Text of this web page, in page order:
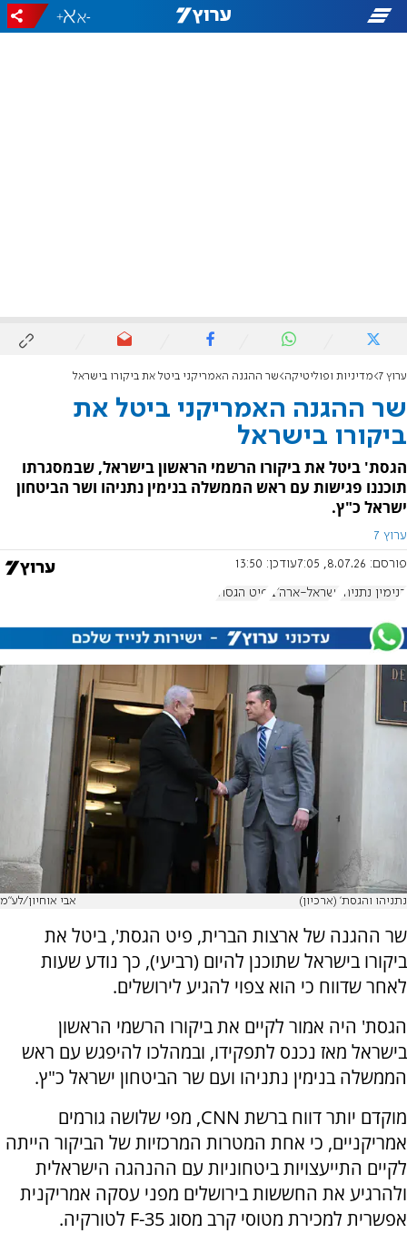
-
+
ערוץ 7 מדיניות ופוליטיקה שר ההגנה האמריקני ביטל את ביקורו בישראל
שר ההגנה האמריקני ביטל את
ביקורו בישראל
הגסת' ביטל את ביקורו הרשמי הראשון בישראל, שבמסגרתו
תוכננו פגישות עם ראש הממשלה בנימין נתניהו ושר הביטחון
ישראל כ"ץ.
ערוץ 7
פורסם: 8.07.26, 7:05 עודכן: 13:50
בנימין נתניהו ישראל-ארה"ב פיט הגסת'
נתניהו והגסת' (ארכיון) אבי אוחיון/לע"מ
שר ההגנה של ארצות הברית, פיט הגסת', ביטל את
ביקורו בישראל שתוכנן להיום (רביעי), כך נודע שעות
לאחר שדווח כי הוא צפוי להגיע לירושלים.
הגסת' היה אמור לקיים את ביקורו הרשמי הראשון
בישראל מאז נכנס לתפקידו, ובמהלכו להיפגש עם ראש
הממשלה בנימין נתניהו ועם שר הביטחון ישראל כ"ץ.
מוקדם יותר דווח ברשת CNN, מפי שלושה גורמים
אמריקניים, כי אחת המטרות המרכזיות של הביקור הייתה
לקיים התייעצויות ביטחוניות עם ההנהגה הישראלית
ולהרגיע את החששות בירושלים מפני עסקה אמריקנית
אפשרית למכירת מטוסי קרב מסוג F-35 לטורקיה.